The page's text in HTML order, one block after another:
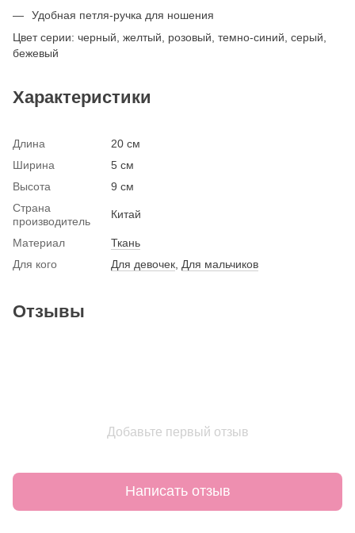
Удобная петля-ручка для ношения
Цвет серии: черный, желтый, розовый, темно-синий, серый,
бежевый
Характеристики
Длина
20 см
Ширина
5 см
Высота
9 см
Страна
производитель
Китай
Материал
Ткань
Для кого
Для девочек Для мальчиков
Отзывы
Добавьте первый отзыв
Написать отзыв